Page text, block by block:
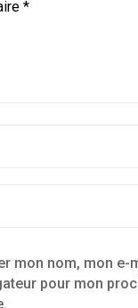
mon nom, mon e-
pour mon